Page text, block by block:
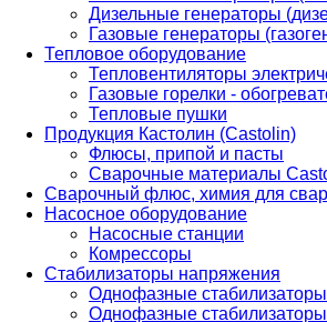
Дизельные генераторы
Газовые генераторы
Тепловое оборудование
Тепловентиляторы
Газовые горелки -
Тепловые пушки
Продукция Кастолин (Castolin)
Флюсы, припой и пасты
Сварочные материалы
Сварочный флюс, химия для
Насосное оборудование
Насосные станции
Комрессоры
Стабилизаторы напряжения
Однофазные
Однофазные стабилизаторы